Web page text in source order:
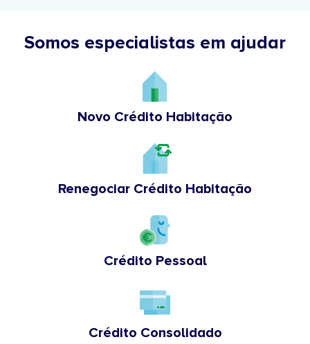
Somos especialistas em ajudar
Novo Crédito Habitação
Renegociar Crédito Habitação
Crédito Pessoal
Crédito Consolidado